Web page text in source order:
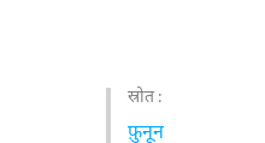
स्रोत :
फ़ुनून